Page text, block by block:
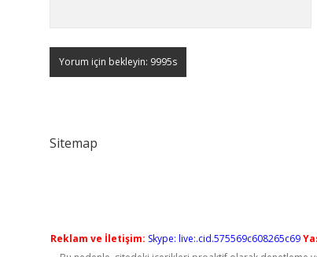
Sitemap
Reklam ve İletişim: Skype: live:.cid.575569c608265c69